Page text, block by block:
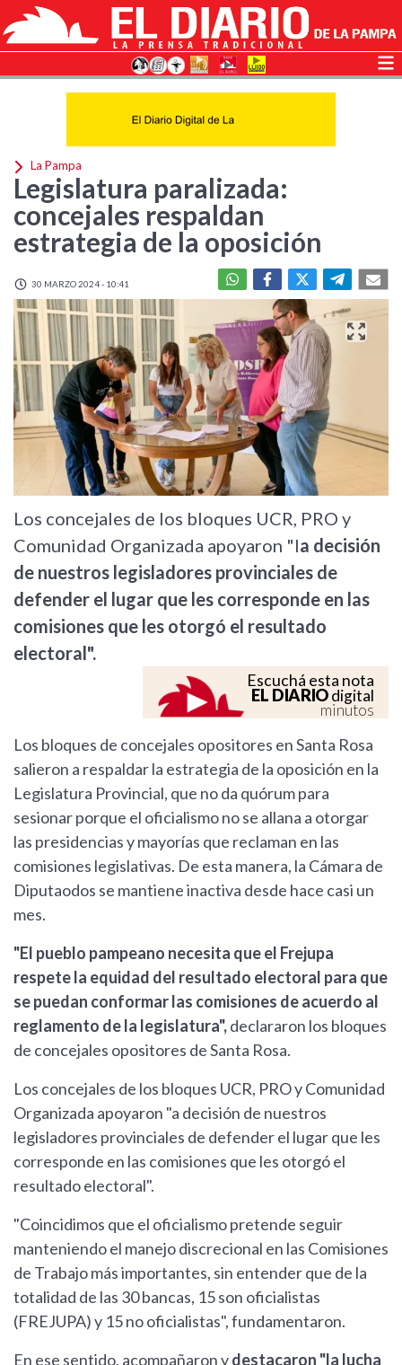
La Pampa
Legislatura paralizada:
concejales respaldan
estrategia de la oposición
30 MARZO 2024 - 10:41
Los concejales de los bloques UCR, PRO y
Comunidad Organizada apoyaron "la decisión
de nuestros legisladores provinciales de
defender el lugar que les corresponde en las
comisiones que les otorgó el resultado
electoral".
Escuchá esta nota
EL DIARIOdigital
minutos
Los bloques de concejales opositores en Santa Rosa
salieron a respaldar la estrategia de la oposición en la
Legislatura Provincial, que no da quórum para
sesionar porque el oficialismo no se allana a otorgar
las presidencias y mayorías que reclaman en las
comisiones legislativas. De esta manera, la Cámara de
Diputaodos se mantiene inactiva desde hace casi un
mes.
"El pueblo pampeano necesita que el Frejupa
respete la equidad del resultado electoral para que
se puedan conformar las comisiones de acuerdo al
reglamento de la legislatura",declararon los bloques
de concejales opositores de Santa Rosa.
Los concejales de los bloques UCR, PRO y Comunidad
Organizada apoyaron "a decisión de nuestros
legisladores provinciales de defender el lugar que les
corresponde en las comisiones que les otorgó el
resultado electoral".
"Coincidimos que el oficialismo pretende seguir
manteniendo el manejo discrecional en las Comisiones
de Trabajo más importantes, sin entender que de la
totalidad de las 30 bancas, 15 son oficialistas
(FREJUPA) y 15 no oficialistas", fundamentaron.
En ese sentido, acompañaron ydestacaron "la lucha